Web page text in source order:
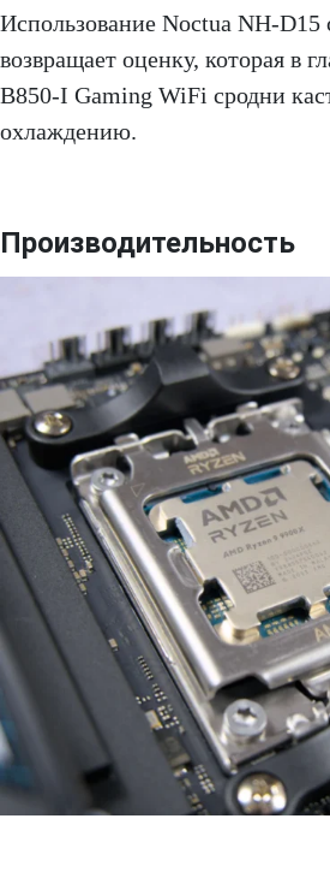
Использование Noctua NH-D15
возвращает оценку, которая в
B850-I Gaming WiFi сродни
охлаждению.
Производительность